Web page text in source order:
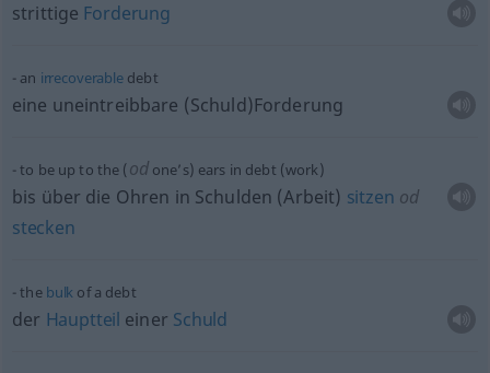
strittige Forderung
an irrecoverabledebt
eine uneintreibbare (Schuld)Forderung
to be up to the (odone’s) ears in debt (work)
bis über die Ohren in Schulden (Arbeit) sitzen od
stecken
the bulk of a debt
der Hauptteil einer Schuld